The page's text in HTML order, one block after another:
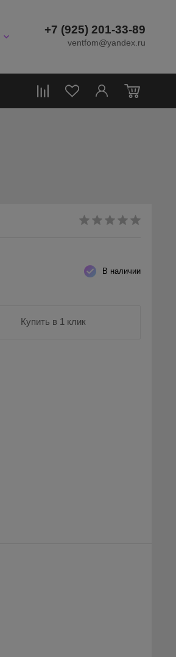
+7 (925) 201-33-89
ventfom@yandex.ru
0
В наличии
Купить в 1 клик